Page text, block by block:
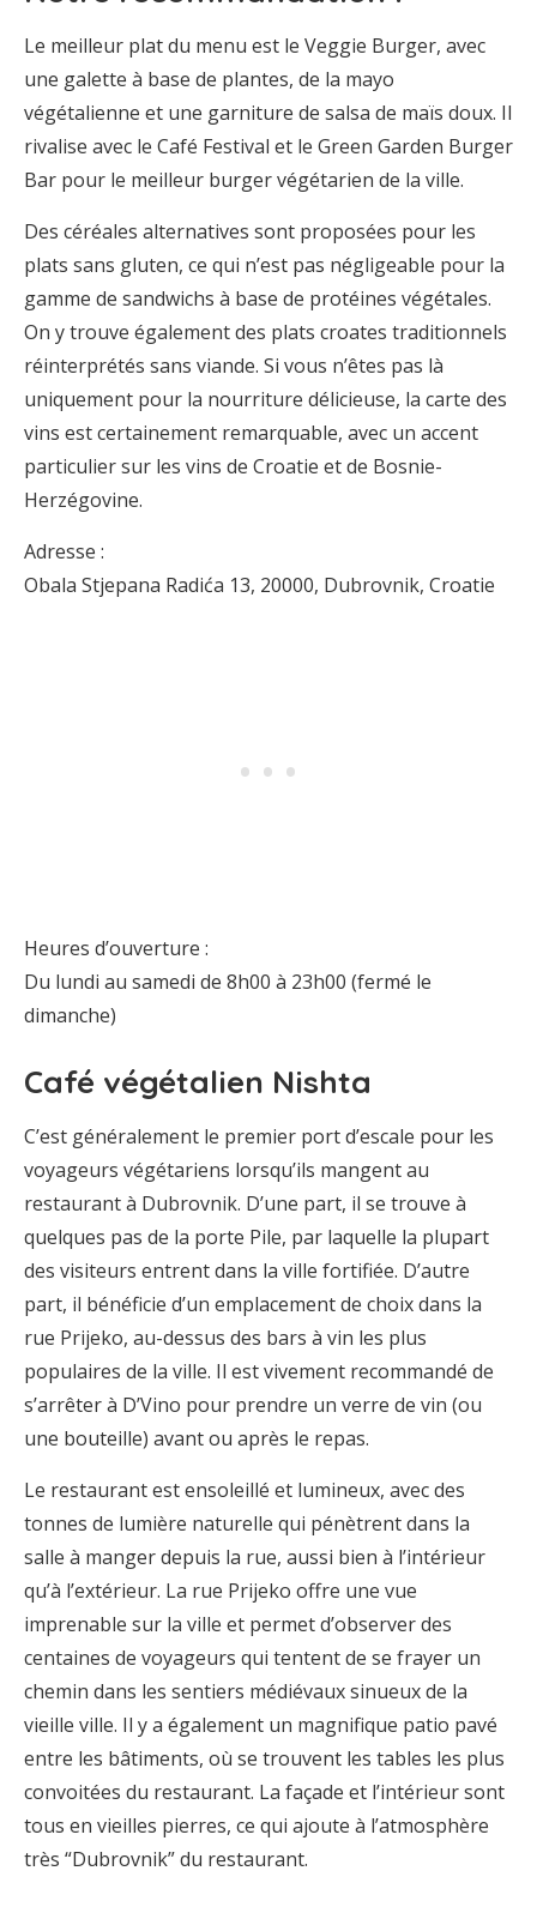
Le meilleur plat du menu est le Veggie Burger, avec
une galette à base de plantes, de la mayo
végétalienne et une garniture de salsa de maïs doux. Il
rivalise avec le Café Festival et le Green Garden Burger
Bar pour le meilleur burger végétarien de la ville.
Des céréales alternatives sont proposées pour les
plats sans gluten, ce qui n’est pas négligeable pour la
gamme de sandwichs à base de protéines végétales.
On y trouve également des plats croates traditionnels
réinterprétés sans viande. Si vous n’êtes pas là
uniquement pour la nourriture délicieuse, la carte des
vins est certainement remarquable, avec un accent
particulier sur les vins de Croatie et de Bosnie-
Herzégovine.
Adresse :
Obala Stjepana Radića 13, 20000, Dubrovnik, Croatie
Heures d’ouverture :
Du lundi au samedi de 8h00 à 23h00 (fermé le
dimanche)
Café végétalien Nishta
C’est généralement le premier port d’escale pour les
voyageurs végétariens lorsqu’ils mangent au
restaurant à Dubrovnik. D’une part, il se trouve à
quelques pas de la porte Pile, par laquelle la plupart
des visiteurs entrent dans la ville fortifiée. D’autre
part, il bénéficie d’un emplacement de choix dans la
rue Prijeko, au-dessus des bars à vin les plus
populaires de la ville. Il est vivement recommandé de
s’arrêter à D’Vino pour prendre un verre de vin (ou
une bouteille) avant ou après le repas.
Le restaurant est ensoleillé et lumineux, avec des
tonnes de lumière naturelle qui pénètrent dans la
salle à manger depuis la rue, aussi bien à l’intérieur
qu’à l’extérieur. La rue Prijeko offre une vue
imprenable sur la ville et permet d’observer des
centaines de voyageurs qui tentent de se frayer un
chemin dans les sentiers médiévaux sinueux de la
vieille ville. Il y a également un magnifique patio pavé
entre les bâtiments, où se trouvent les tables les plus
convoitées du restaurant. La façade et l’intérieur sont
tous en vieilles pierres, ce qui ajoute à l’atmosphère
très “Dubrovnik” du restaurant.